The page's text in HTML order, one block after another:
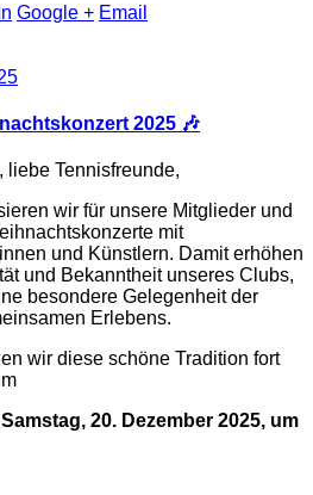
Google + Email
2025 🎶
liebe Tennisfreunde,
wir für unsere Mitglieder und
mit
und Künstlern. Damit erhöhen
und Bekanntheit unseres Clubs,
besondere Gelegenheit der
Erlebens.
wir diese schöne Tradition fort
20. Dezember 2025, um